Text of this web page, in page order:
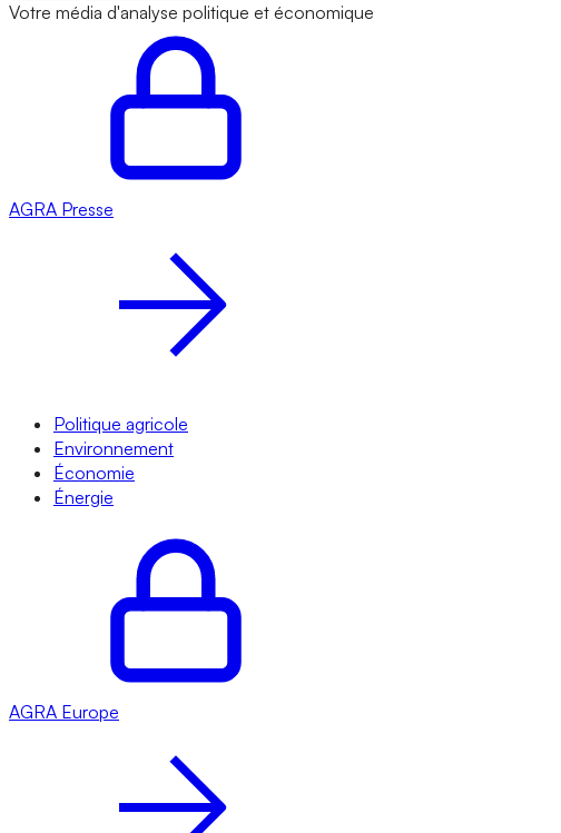
Votre média d'analyse politique et économique
AGRA Presse
Politique agricole
Environnement
Économie
Énergie
AGRA Europe